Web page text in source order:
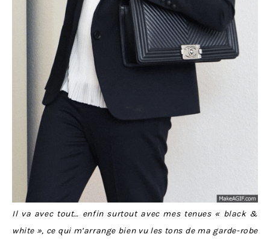
Il va avec tout… enfin surtout avec mes tenues « black &
white », ce qui m’arrange bien vu les tons de ma garde-robe